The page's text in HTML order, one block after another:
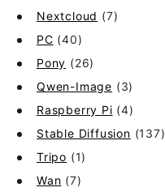
Nextcloud (7)
PC (40)
Pony (26)
Qwen-Image (3)
Raspberry Pi (4)
Stable Diffusion (137)
Tripo (1)
Wan (7)